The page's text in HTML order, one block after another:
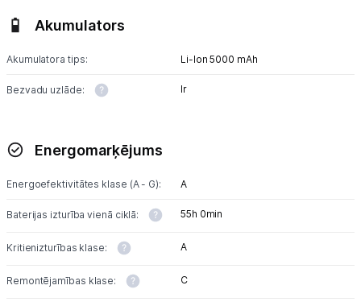
Akumulators
Akumulatora tips: Li-Ion 5000 mAh
Bezvadu uzlāde: Ir
Energomarķējums
Energoefektivitātes klase (A - G): A
Baterijas izturība vienā ciklā: 55h 0min
Kritienizturības klase: A
Remontējamības klase: C